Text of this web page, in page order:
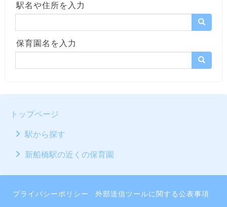
駅名や住所を入力
保育園名を入力
トップページ
駅から探す
新船橋駅の近くの保育園
プライバシーポリシー 外部送信ツールに関する公表事項